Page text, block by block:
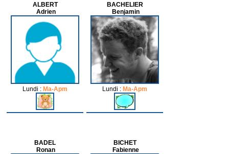
ALBERT
Adrien
Lundi : Ma-Apm
BACHELIER
Benjamin
Lundi : Ma-Apm
BADEL
Ronan
BICHET
Fabienne